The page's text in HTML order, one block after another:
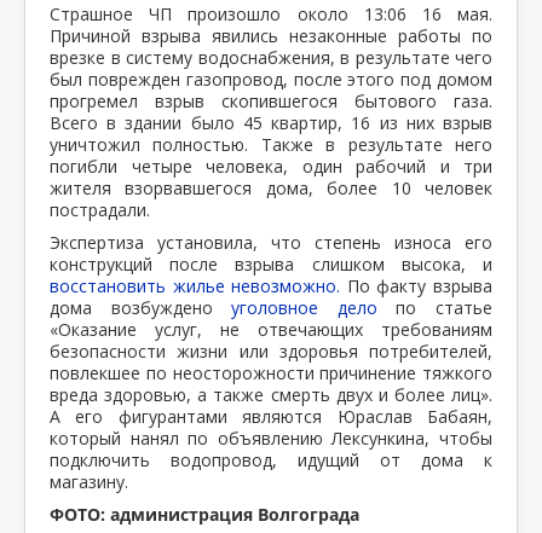
Страшное ЧП произошло около 13:06 16 мая.
Причиной взрыва явились незаконные работы по
врезке в систему водоснабжения, в результате чего
был поврежден газопровод, после этого под домом
прогремел взрыв скопившегося бытового газа.
Всего в здании было 45 квартир, 16 из них взрыв
уничтожил полностью. Также в результате него
погибли четыре человека, один рабочий и три
жителя взорвавшегося дома, более 10 человек
пострадали.
Экспертиза установила, что степень износа его
конструкций после взрыва слишком высока, и
восстановить жилье невозможно. По факту взрыва
дома возбужденоуголовное дело по статье
«Оказание услуг, не отвечающих требованиям
безопасности жизни или здоровья потребителей,
повлекшее по неосторожности причинение тяжкого
вреда здоровью, а также смерть двух и более лиц».
А его фигурантами являются Юраслав Бабаян,
который нанял по объявлению Лексункина, чтобы
подключить водопровод, идущий от дома к
магазину.
ФОТО: администрация Волгограда